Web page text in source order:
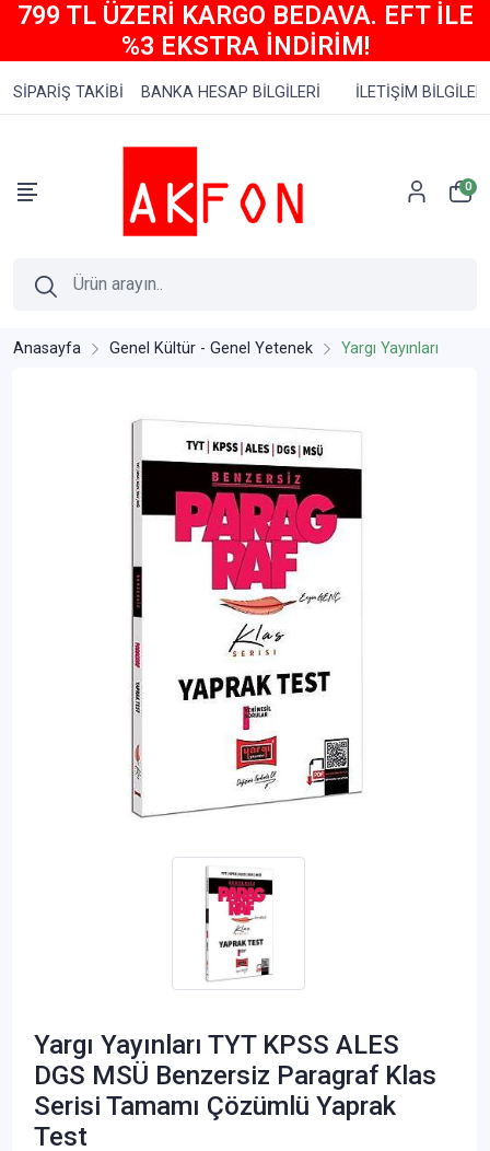
799 TL ÜZERİ KARGO BEDAVA. EFT İLE
%3 EKSTRA İNDİRİM!
SİPARİŞ TAKİBİ BANKA HESAP BİLGİLERİ İLETİŞİM BİLGİLERİ
0
Anasayfa Genel Kültür - Genel Yetenek Yargı Yayınları
Yargı Yayınları TYT KPSS ALES
DGS MSÜ Benzersiz Paragraf Klas
Serisi Tamamı Çözümlü Yaprak
Test